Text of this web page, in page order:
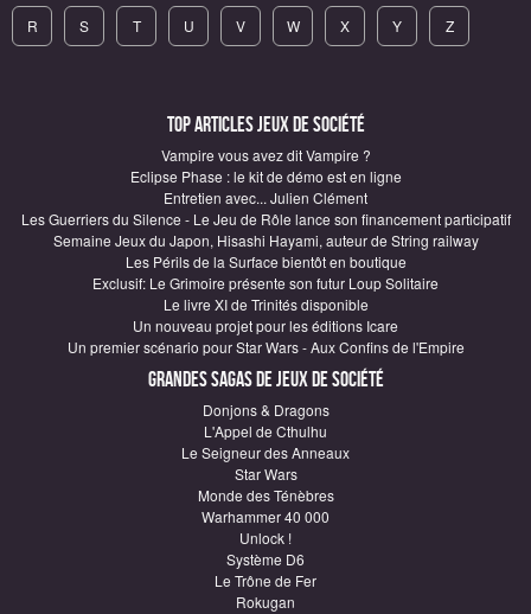
R S T U V W X Y Z
Top articles Jeux de société
Vampire vous avez dit Vampire ?
Eclipse Phase : le kit de démo est en ligne
Entretien avec... Julien Clément
Les Guerriers du Silence - Le Jeu de Rôle lance son financement participatif
Semaine Jeux du Japon, Hisashi Hayami, auteur de String railway
Les Périls de la Surface bientôt en boutique
Exclusif: Le Grimoire présente son futur Loup Solitaire
Le livre XI de Trinités disponible
Un nouveau projet pour les éditions Icare
Un premier scénario pour Star Wars - Aux Confins de l'Empire
Grandes sagas de Jeux de société
Donjons & Dragons
L'Appel de Cthulhu
Le Seigneur des Anneaux
Star Wars
Monde des Ténèbres
Warhammer 40 000
Unlock !
Système D6
Le Trône de Fer
Rokugan